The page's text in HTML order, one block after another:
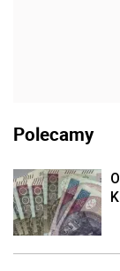
Polecamy